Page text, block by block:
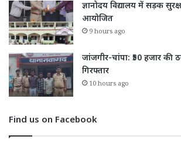
ज्ञानोदय विद्यालय में सड़क
आयोजित
9 hours ago
जांजगीर-चांपा: ₹50 हजार
गिरफ्तार
10 hours ago
Find us on Facebook